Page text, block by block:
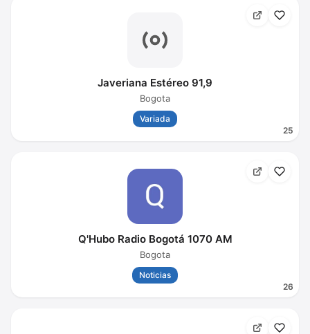
25
Javeriana Estéreo 91,9
Bogota
Variada
26
Q'Hubo Radio Bogotá 1070 AM
Bogota
Noticias